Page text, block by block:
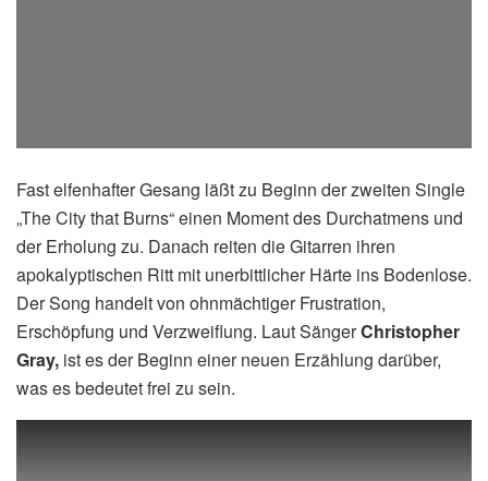
Fast elfenhafter Gesang läßt zu Beginn der zweiten Single
„The City that Burns“ einen Moment des Durchatmens und
der Erholung zu. Danach reiten die Gitarren ihren
apokalyptischen Ritt mit unerbittlicher Härte ins Bodenlose.
Der Song handelt von ohnmächtiger Frustration,
Erschöpfung und Verzweiflung. Laut SängerChristopher
Gray, ist es der Beginn einer neuen Erzählung darüber,
was es bedeutet frei zu sein.